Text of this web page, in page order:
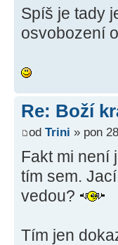
Spíš je tady
osvobození
Re: Boží
od Trini » pon
Fakt mi není
tím sem.
vedou?
Tím jen